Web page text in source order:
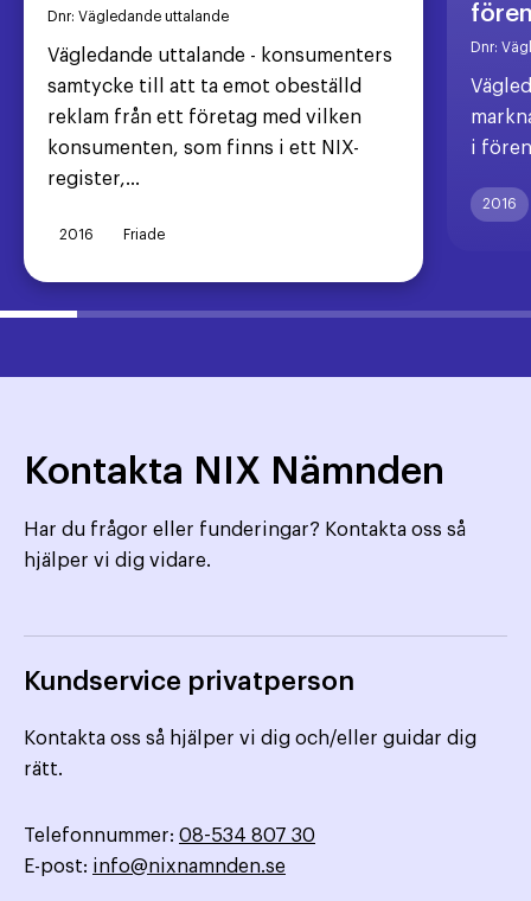
Dnr: Vägledande uttalande
Vägledande uttalande - konsumenters
samtycke till att ta emot obeställd
reklam från ett företag med vilken
konsumenten, som finns i ett NIX-
register,...
2016 Friade
Dnr:
i
2016
Kontakta NIX Nämnden
Har du frågor eller funderingar? Kontakta oss så
hjälper vi dig vidare.
Kundservice privatperson
Kontakta oss så hjälper vi dig och/eller guidar dig
rätt.
Telefonnummer: 08-534 807 30
E-post: info@nixnamnden.se